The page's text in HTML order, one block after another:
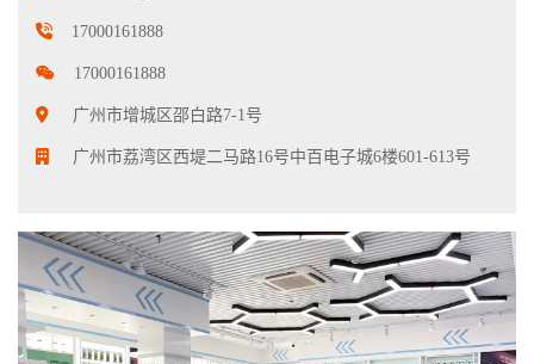
17000161888
17000161888
广州市增城区邵白路7-1号
广州市荔湾区西堤二马路16号中百电子城6楼601-613号